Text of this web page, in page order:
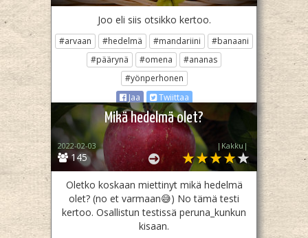
Joo eli siis otsikko kertoo.
#arvaan #hedelmä #mandariini
#banaani
#päärynä
#omena
#ananas
#yönperhonen
Jaa
Twiittaa
Mikä hedelmä olet?
145
2022-02-03 |Kakku|
Oletko koskaan miettinyt mikä hedelmä
olet? (no et varmaan😅) No tämä testi
kertoo. Osallistun testissä peruna_kunkun
kisaan.